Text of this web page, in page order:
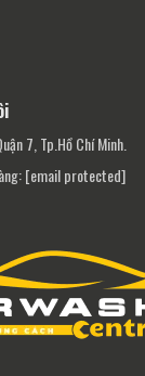
7, Tp.Hồ Chí Minh.
[email protected]